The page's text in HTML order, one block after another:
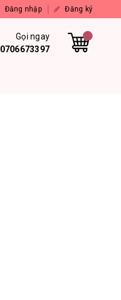
Đăng nhập Đăng ký
Gọi ngay
0706673397